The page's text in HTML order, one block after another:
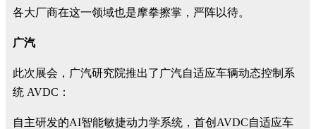
各大厂商在这一领域也是摩拳擦掌，严阵以待。
广汽
此次展会，广汽研究院推出了广汽自适应车辆动态控制系
统 AVDC：
自主研发的AI智能敏捷动力学系统，首创AVDC自适应车